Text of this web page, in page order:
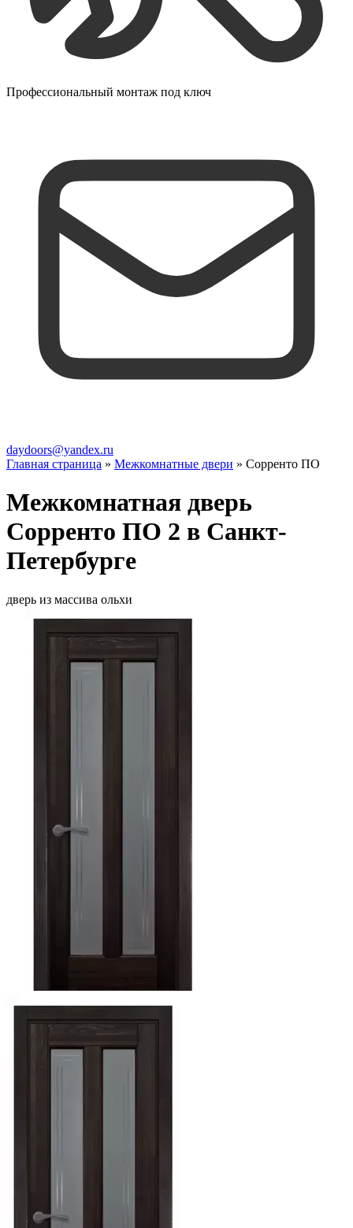
Профессиональный монтаж под ключ
daydoors@yandex.ru
Главная страница » Межкомнатные двери » Сорренто ПО
Межкомнатная дверь
Сорренто ПО 2 в Санкт-
Петербурге
дверь из массива ольхи